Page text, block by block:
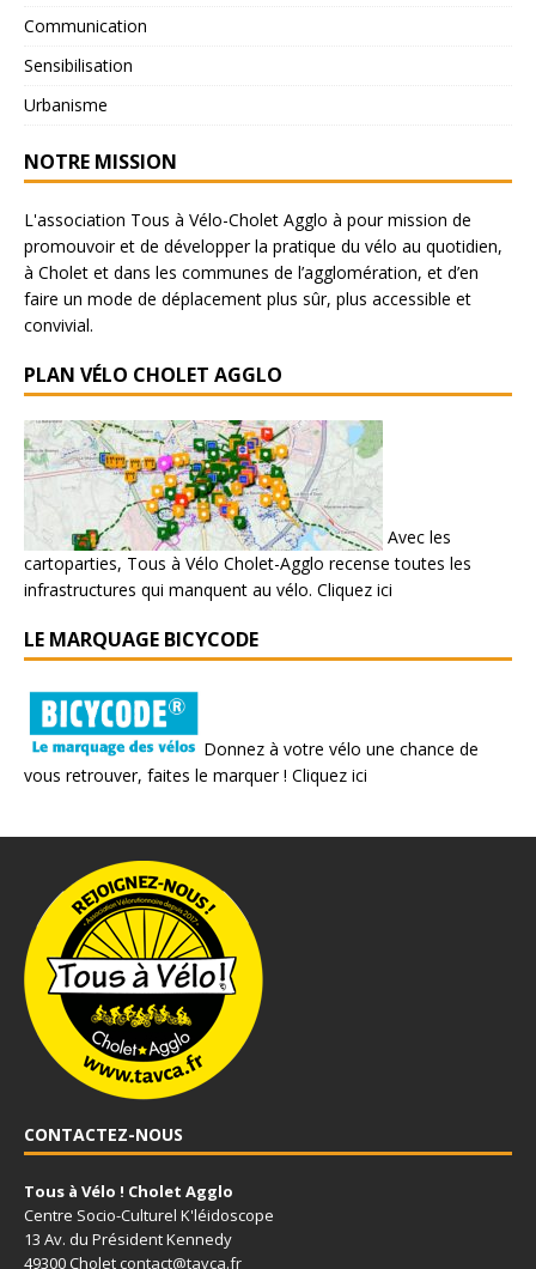
Communication
Sensibilisation
Urbanisme
NOTRE MISSION
L'association Tous à Vélo-Cholet Agglo à pour mission de
promouvoir et de développer la pratique du vélo au quotidien,
à Cholet et dans les communes de l’agglomération, et d’en
faire un mode de déplacement plus sûr, plus accessible et
convivial.
PLAN VÉLO CHOLET AGGLO
Avec les
cartoparties, Tous à Vélo Cholet-Agglo recense toutes les
infrastructures qui manquent au vélo. Cliquez ici
LE MARQUAGE BICYCODE
Donnez à votre vélo une chance de
vous retrouver, faites le marquer ! Cliquez ici
CONTACTEZ-NOUS
Tous à Vélo ! Cholet Agglo
Centre Socio-Culturel K'léidoscope
13 Av. du Président Kennedy
49300 Choletcontact@tavca.fr